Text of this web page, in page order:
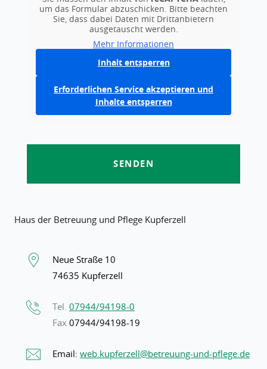
um das Formular abzuschicken. Bitte beachten
Sie, dass dabei Daten mit Drittanbietern
ausgetauscht werden.
Mehr Informationen
Inhalt entsperren
Erforderlichen Service akzeptieren und
Inhalte entsperren
Haus der Betreuung und Pflege Kupferzell
Neue Straße 10
74635 Kupferzell
Tel. 07944/94198-0
Fax 07944/94198-19
Email: web.kupferzell@betreuung-und-pflege.de